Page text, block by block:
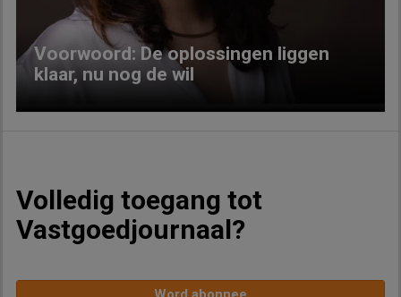
Voorwoord: De oplossingen liggen
klaar, nu nog de wil
Volledig toegang tot
Vastgoedjournaal?